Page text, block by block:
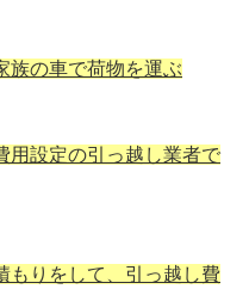
族の車で荷物を運ぶ
用設定の引っ越し業者で
もりをして、引っ越し費